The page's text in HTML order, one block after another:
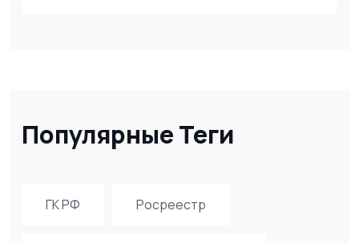
Популярные Теги
ГК РФ Росреестр